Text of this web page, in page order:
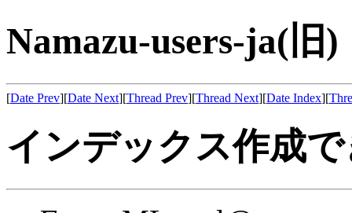
Namazu-users-ja(旧)
[Date Prev][Date Next][Thread Prev][Thread Next][Date Index][
インデックス作成